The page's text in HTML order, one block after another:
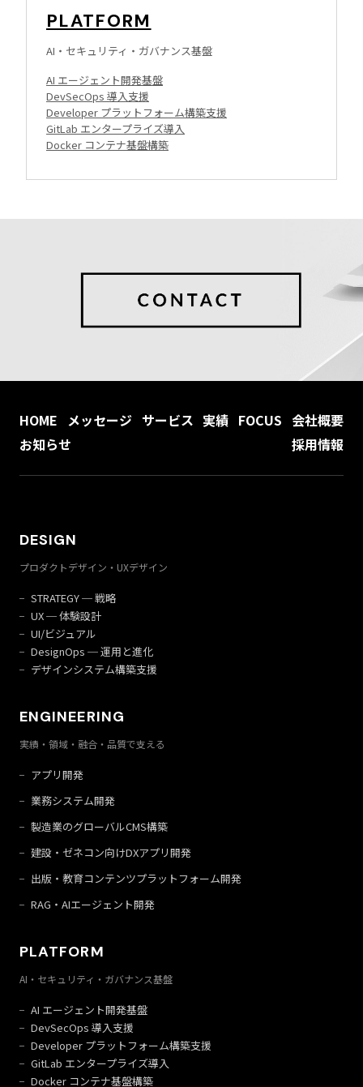
PLATFORM
AI・セキュリティ・ガバナンス基盤
AI エージェント開発基盤
DevSecOps 導入支援
Developer プラットフォーム構築支援
GitLab エンタープライズ導入
Docker コンテナ基盤構築
HOME メッセージ サービス 実績 FOCUS 会社概要
お知らせ
採用情報
DESIGN
プロダクトデザイン・UXデザイン
STRATEGY ─ 戦略
UX ─ 体験設計
UI/ビジュアル
DesignOps ─ 運用と進化
デザインシステム構築支援
ENGINEERING
実績・領域・融合・品質で支える
アプリ開発
業務システム開発
製造業のグローバルCMS構築
建設・ゼネコン向けDXアプリ開発
出版・教育コンテンツプラットフォーム開発
RAG・AIエージェント開発
PLATFORM
AI・セキュリティ・ガバナンス基盤
AI エージェント開発基盤
DevSecOps 導入支援
Developer プラットフォーム構築支援
GitLab エンタープライズ導入
Docker コンテナ基盤構築